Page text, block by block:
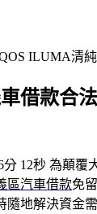
ILUMA清
借款合
12秒 為顛覆
區汽車借款免
隨地解決資金